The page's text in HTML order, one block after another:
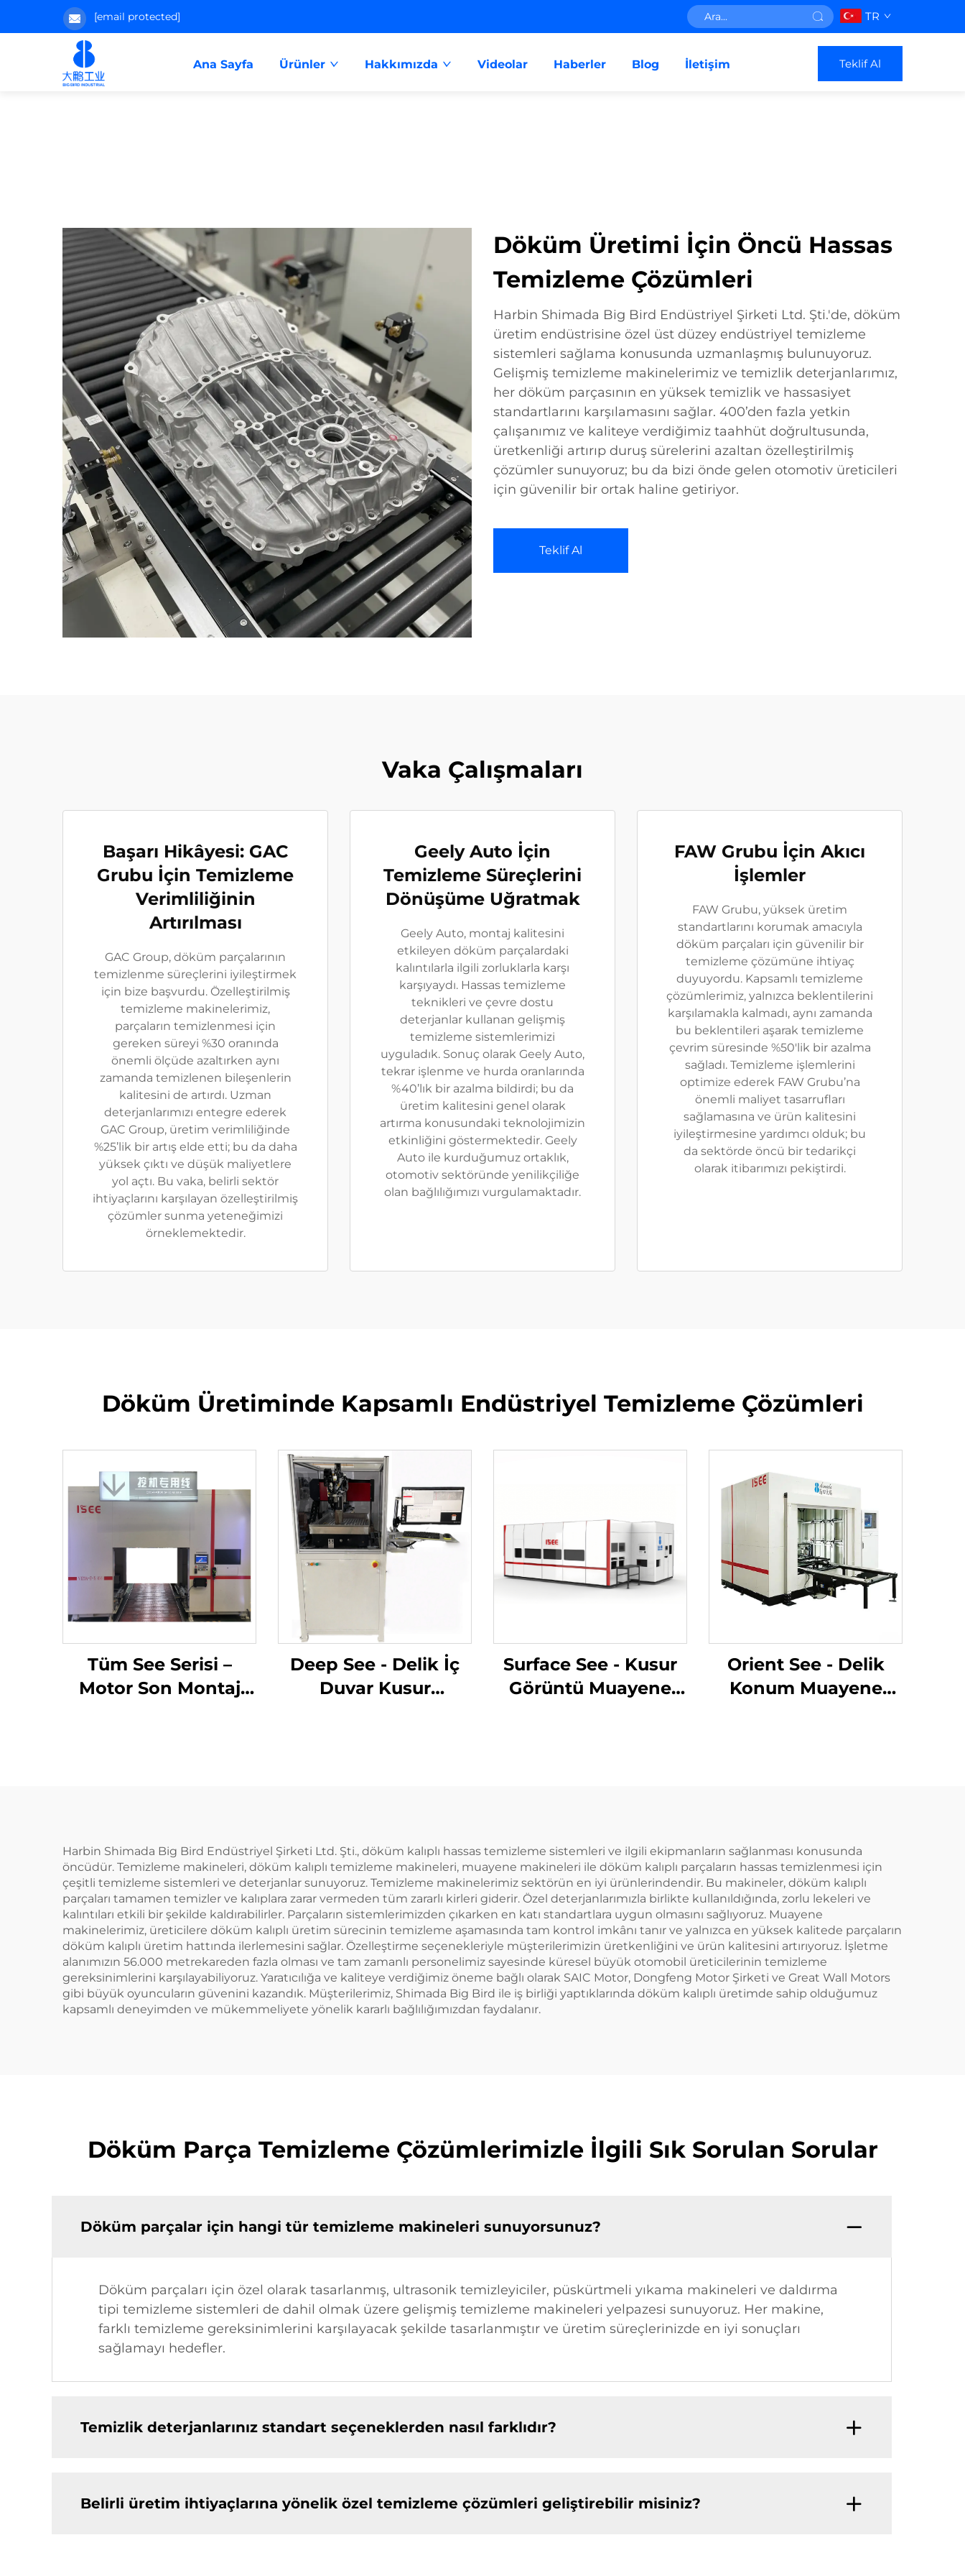
[email protected] TR
Ana Sayfa Ürünler Hakkımızda Videolar Haberler Blog İletişim Teklif Al
Döküm Üretimi İçin Öncü Hassas
Temizleme Çözümleri
Harbin Shimada Big Bird Endüstriyel Şirketi Ltd. Şti.'de, döküm
üretim endüstrisine özel üst düzey endüstriyel temizleme
sistemleri sağlama konusunda uzmanlaşmış bulunuyoruz.
Gelişmiş temizleme makinelerimiz ve temizlik deterjanlarımız,
her döküm parçasının en yüksek temizlik ve hassasiyet
standartlarını karşılamasını sağlar. 400’den fazla yetkin
çalışanımız ve kaliteye verdiğimiz taahhüt doğrultusunda,
üretkenliği artırıp duruş sürelerini azaltan özelleştirilmiş
çözümler sunuyoruz; bu da bizi önde gelen otomotiv üreticileri
için güvenilir bir ortak haline getiriyor.
Teklif Al
Vaka Çalışmaları
Başarı Hikâyesi: GAC
Grubu İçin Temizleme
Verimliliğinin
Artırılması
GAC Group, döküm parçalarının
temizlenme süreçlerini iyileştirmek
için bize başvurdu. Özelleştirilmiş
temizleme makinelerimiz,
parçaların temizlenmesi için
gereken süreyi %30 oranında
önemli ölçüde azaltırken aynı
zamanda temizlenen bileşenlerin
kalitesini de artırdı. Uzman
deterjanlarımızı entegre ederek
GAC Group, üretim verimliliğinde
%25’lik bir artış elde etti; bu da daha
yüksek çıktı ve düşük maliyetlere
yol açtı. Bu vaka, belirli sektör
ihtiyaçlarını karşılayan özelleştirilmiş
çözümler sunma yeteneğimizi
örneklemektedir.
Geely Auto İçin
Temizleme Süreçlerini
Dönüşüme Uğratmak
Geely Auto, montaj kalitesini
etkileyen döküm parçalardaki
kalıntılarla ilgili zorluklarla karşı
karşıyaydı. Hassas temizleme
teknikleri ve çevre dostu
deterjanlar kullanan gelişmiş
temizleme sistemlerimizi
uyguladık. Sonuç olarak Geely Auto,
tekrar işlenme ve hurda oranlarında
%40’lık bir azalma bildirdi; bu da
üretim kalitesini genel olarak
artırma konusundaki teknolojimizin
etkinliğini göstermektedir. Geely
Auto ile kurduğumuz ortaklık,
otomotiv sektöründe yenilikçiliğe
olan bağlılığımızı vurgulamaktadır.
FAW Grubu İçin Akıcı
İşlemler
FAW Grubu, yüksek üretim
standartlarını korumak amacıyla
döküm parçaları için güvenilir bir
temizleme çözümüne ihtiyaç
duyuyordu. Kapsamlı temizleme
çözümlerimiz, yalnızca beklentilerini
karşılamakla kalmadı, aynı zamanda
bu beklentileri aşarak temizleme
çevrim süresinde %50'lik bir azalma
sağladı. Temizleme işlemlerini
optimize ederek FAW Grubu’na
önemli maliyet tasarrufları
sağlamasına ve ürün kalitesini
iyileştirmesine yardımcı olduk; bu
da sektörde öncü bir tedarikçi
olarak itibarımızı pekiştirdi.
Döküm Üretiminde Kapsamlı Endüstriyel Temizleme Çözümleri
Tüm See Serisi –
Motor Son Montaj
Deep See - Delik İç
Duvar Kusur
Surface See - Kusur
Görüntü Muayene
Orient See - Delik
Konum Muayene
Harbin Shimada Big Bird Endüstriyel Şirketi Ltd. Şti., döküm kalıplı hassas temizleme sistemleri ve ilgili ekipmanların sağlanması konusunda
öncüdür. Temizleme makineleri, döküm kalıplı temizleme makineleri, muayene makineleri ile döküm kalıplı parçaların hassas temizlenmesi için
çeşitli temizleme sistemleri ve deterjanlar sunuyoruz. Temizleme makinelerimiz sektörün en iyi ürünlerindendir. Bu makineler, döküm kalıplı
parçaları tamamen temizler ve kalıplara zarar vermeden tüm zararlı kirleri giderir. Özel deterjanlarımızla birlikte kullanıldığında, zorlu lekeleri ve
kalıntıları etkili bir şekilde kaldırabilirler. Parçaların sistemlerimizden çıkarken en katı standartlara uygun olmasını sağlıyoruz. Muayene
makinelerimiz, üreticilere döküm kalıplı üretim sürecinin temizleme aşamasında tam kontrol imkânı tanır ve yalnızca en yüksek kalitede parçaların
döküm kalıplı üretim hattında ilerlemesini sağlar. Özelleştirme seçenekleriyle müşterilerimizin üretkenliğini ve ürün kalitesini artırıyoruz. İşletme
alanımızın 56.000 metrekareden fazla olması ve tam zamanlı personelimiz sayesinde küresel büyük otomobil üreticilerinin temizleme
gereksinimlerini karşılayabiliyoruz. Yaratıcılığa ve kaliteye verdiğimiz öneme bağlı olarak SAIC Motor, Dongfeng Motor Şirketi ve Great Wall Motors
gibi büyük oyuncuların güvenini kazandık. Müşterilerimiz, Shimada Big Bird ile iş birliği yaptıklarında döküm kalıplı üretimde sahip olduğumuz
kapsamlı deneyimden ve mükemmeliyete yönelik kararlı bağlılığımızdan faydalanır.
Döküm Parça Temizleme Çözümlerimizle İlgili Sık Sorulan Sorular
Döküm parçalar için hangi tür temizleme makineleri sunuyorsunuz?
Döküm parçaları için özel olarak tasarlanmış, ultrasonik temizleyiciler, püskürtmeli yıkama makineleri ve daldırma
tipi temizleme sistemleri de dahil olmak üzere gelişmiş temizleme makineleri yelpazesi sunuyoruz. Her makine,
farklı temizleme gereksinimlerini karşılayacak şekilde tasarlanmıştır ve üretim süreçlerinizde en iyi sonuçları
sağlamayı hedefler.
Temizlik deterjanlarınız standart seçeneklerden nasıl farklıdır?
Belirli üretim ihtiyaçlarına yönelik özel temizleme çözümleri geliştirebilir misiniz?